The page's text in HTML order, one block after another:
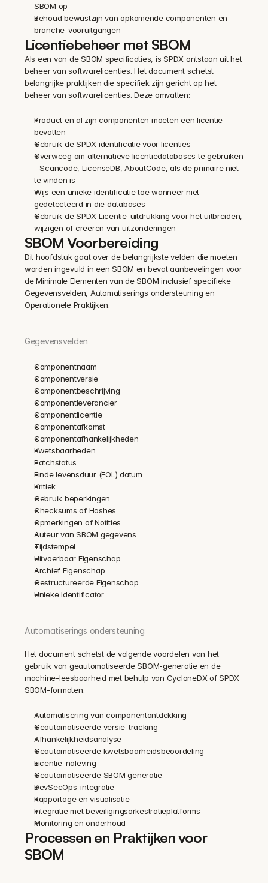
SBOM op
Behoud bewustzijn van opkomende componenten en
branche-vooruitgangen
Licentiebeheer met SBOM
Als een van de SBOM specificaties, is SPDX ontstaan uit het
beheer van softwarelicenties. Het document schetst
belangrijke praktijken die specifiek zijn gericht op het
beheer van softwarelicenties. Deze omvatten:
Product en al zijn componenten moeten een licentie
bevatten
Gebruik de SPDX identificatie voor licenties
Overweeg om alternatieve licentiedatabases te gebruiken
- Scancode, LicenseDB, AboutCode, als de primaire niet
te vinden is
Wijs een unieke identificatie toe wanneer niet
gedetecteerd in die databases
Gebruik de SPDX Licentie-uitdrukking voor het uitbreiden,
wijzigen of creëren van uitzonderingen
SBOM Voorbereiding
Dit hoofdstuk gaat over de belangrijkste velden die moeten
worden ingevuld in een SBOM en bevat aanbevelingen voor
de Minimale Elementen van de SBOM inclusief specifieke
Gegevensvelden, Automatiserings ondersteuning en
Operationele Praktijken.
Gegevensvelden
Componentnaam
Componentversie
Componentbeschrijving
Componentleverancier
Componentlicentie
Componentafkomst
Componentafhankelijkheden
Kwetsbaarheden
Patchstatus
Einde levensduur (EOL) datum
Kritiek
Gebruik beperkingen
Checksums of Hashes
Opmerkingen of Notities
Auteur van SBOM gegevens
Tijdstempel
Uitvoerbaar Eigenschap
Archief Eigenschap
Gestructureerde Eigenschap
Unieke Identificator
Automatiserings ondersteuning
Het document schetst de volgende voordelen van het
gebruik van geautomatiseerde SBOM-generatie en de
machine-leesbaarheid met behulp van CycloneDX of SPDX
SBOM-formaten.
Automatisering van componentontdekking
Geautomatiseerde versie-tracking
Afhankelijkheidsanalyse
Geautomatiseerde kwetsbaarheidsbeoordeling
Licentie-naleving
Geautomatiseerde SBOM generatie
DevSecOps-integratie
Rapportage en visualisatie
Integratie met beveiligingsorkestratieplatforms
Monitoring en onderhoud
Processen en Praktijken voor
SBOM